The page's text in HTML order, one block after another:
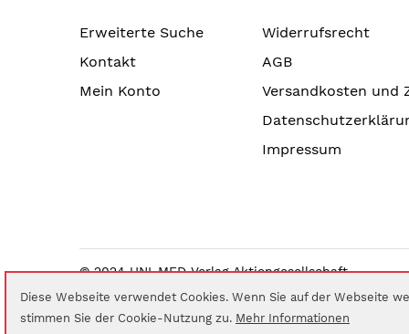
Erweiterte Suche
Kontakt
Mein Konto
Widerrufsrecht
AGB
Versandkosten und
Impressum
© 2024 UNI-MED Verlag Aktiengesellschaft
Diese Webseite verwendet Cookies. Wenn Sie auf der Webseite
stimmen Sie der Cookie-Nutzung zu. Mehr Informationen